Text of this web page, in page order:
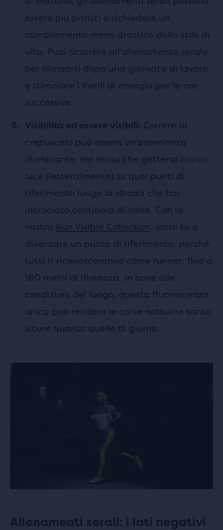
essere più pratici e richiedere un
cambiamento meno drastico dello stile di
vita. Puoi ricorrere all’allenamento serale
per rilassarti dopo una giornata di lavoro
e stimolare i livelli di energia per le ore
successive.
Visibilità ed essere visibili: Correre al
crepuscolo può essere un’esperienza
illuminante, nel senso che getterai nuova
luce (letteralmente) su quei punti di
riferimento lungo la strada che hai
incrociato centinaia di volte. Con la
nostra Run Visible Collection, sarai tu a
diventare un punto di riferimento, perché
tutti ti riconosceranno come runner, fino a
180 metri di distanza. In base alle
condizioni del luogo, questa fluorescenza
unica può rendere le corse notturne tanto
sicure quanto quelle di giorno.
Allenamenti serali: i lati negativi